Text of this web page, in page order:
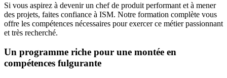
Si vous aspirez à devenir un chef de produit performant et à mener
des projets, faites confiance à ISM. Notre formation complète vous
offre les compétences nécessaires pour exercer ce métier passionnant
et très recherché.
Un programme riche pour une montée en
compétences fulgurante